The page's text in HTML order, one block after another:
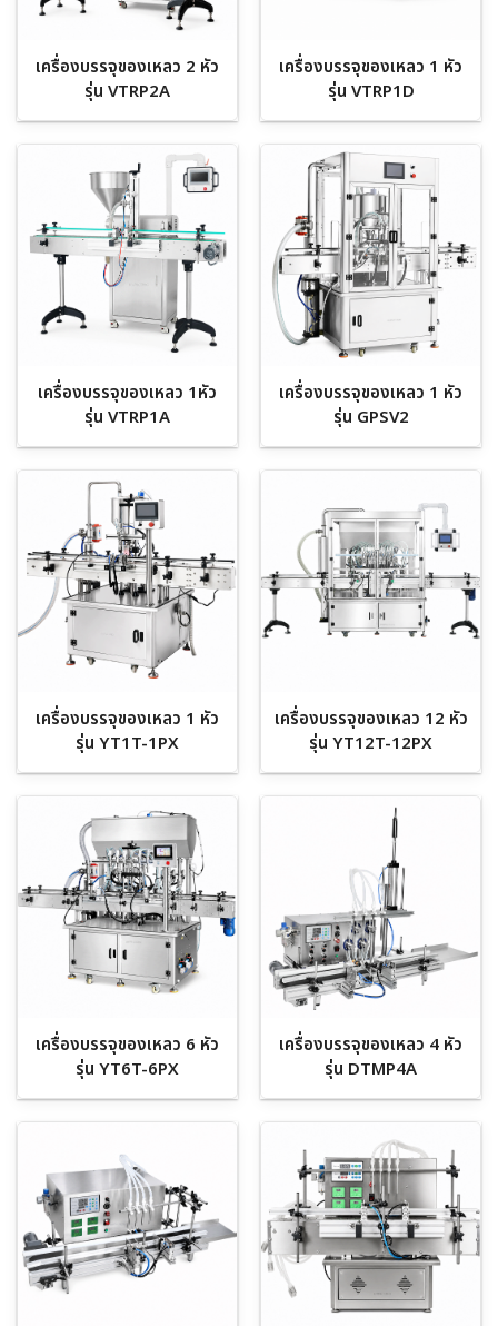
เครื่องบรรจุของเหลว 2 หัว
รุ่น VTRP2A
เครื่องบรรจุของเหลว 1 หัว
รุ่น VTRP1D
เครื่องบรรจุของเหลว 1หัว
รุ่น VTRP1A
เครื่องบรรจุของเหลว 1 หัว
รุ่น GPSV2
เครื่องบรรจุของเหลว 1 หัว
รุ่น YT1T-1PX
เครื่องบรรจุของเหลว 12 หัว
รุ่น YT12T-12PX
เครื่องบรรจุของเหลว 6 หัว
รุ่น YT6T-6PX
เครื่องบรรจุของเหลว 4 หัว
รุ่น DTMP4A